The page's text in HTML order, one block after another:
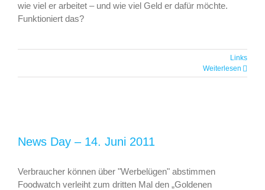
wie viel er arbeitet – und wie viel Geld er dafür möchte.
Funktioniert das?
Links
Weiterlesen
News Day – 14. Juni 2011
Verbraucher können über "Werbelügen" abstimmen
Foodwatch verleiht zum dritten Mal den „Goldenen